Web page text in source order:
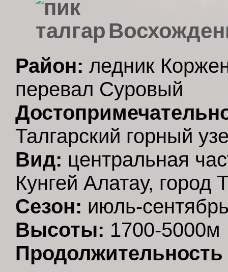
Район: ледник
перевал Суровый
Талгарский горный
Вид: центральная
Кунгей Алатау, город
Сезон: июль-
Высоты: 1700-5000м
Продолжительность